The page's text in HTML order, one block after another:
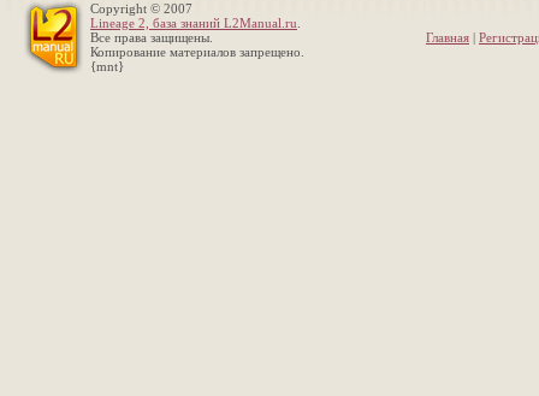
Copyright © 2007
Lineage 2, база знаний L2Manual.ru
Все права защищены.
Копирование материалов запрещено.
{mnt}
Главная |